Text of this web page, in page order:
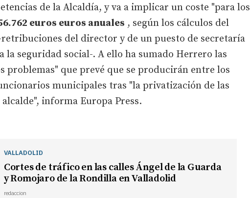
de la Alcaldía, y va a implicar un coste "para los
euros euros anuales , según los cálculos del
del director y de un puesto de secretaría
la seguridad social-. A ello ha sumado Herrero las
problemas" que prevé que se producirán entre los
municipales tras "la privatización de las
informa Europa Press.
VALLADOLID
Cortes de tráfico en las calles Ángel de la Guarda
y Romojaro de la Rondilla en Valladolid
redaccion